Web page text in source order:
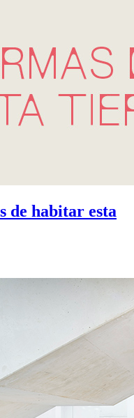
de habitar esta